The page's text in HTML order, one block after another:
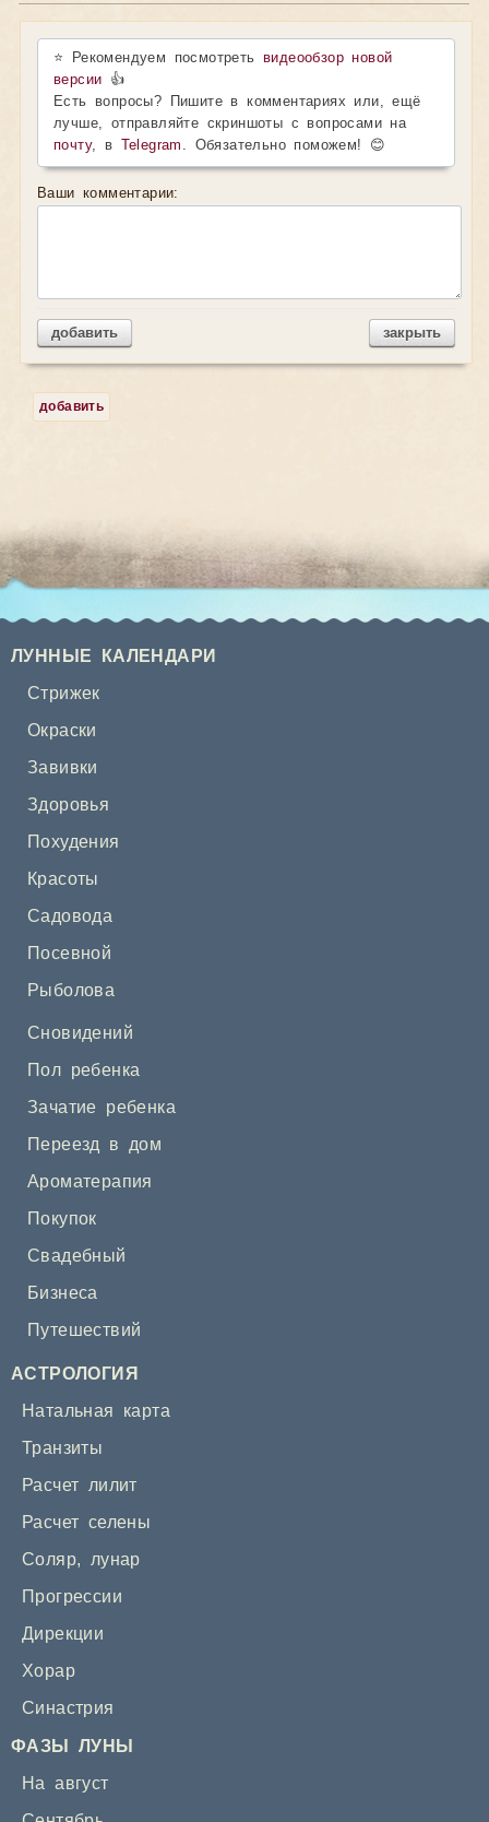
⭐ Рекомендуем посмотретьвидеообзор новой
версии 👍
Есть вопросы? Пишите в комментариях или, ещё
лучше, отправляйте скриншоты с вопросами на
почту, в Telegram . Обязательно поможем! 😊
Ваши комментарии:
добавить закрыть
добавить
ЛУННЫЕ КАЛЕНДАРИ
Стрижек
Окраски
Завивки
Здоровья
Похудения
Красоты
Садовода
Посевной
Рыболова
Сновидений
Пол ребенка
Зачатие ребенка
Переезд в дом
Ароматерапия
Покупок
Свадебный
Бизнеса
Путешествий
АСТРОЛОГИЯ
Натальная карта
Транзиты
Расчет лилит
Расчет селены
Соляр, лунар
Прогрессии
Дирекции
Хорар
Синастрия
ФАЗЫ ЛУНЫ
На август